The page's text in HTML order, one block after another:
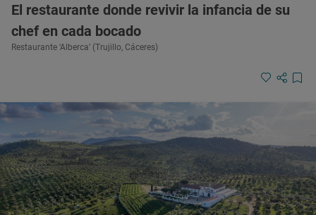
El restaurante donde revivir la infancia de su
chef en cada bocado
Restaurante ‘Alberca’ (Trujillo, Cáceres)